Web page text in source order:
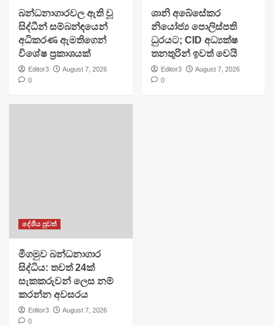
බන්ධනාගාරවල ඇති වූ
සිද්ධීන් සම්බන්ඳයෙන්
අධිකරණ ඇමතිගෙන්
විශේෂ ප්‍රකාශයක්
Editor3
August 7, 2026
0
ශානි අබේසේකර
නියෝජ්‍ය පොලිස්පති
ධුරයට; CID අධ්‍යක්ෂ
තනතුරින් ඉවත් වෙයි
Editor3
August 7, 2026
0
දේශීය පුවත්
මීගමුව බන්ධනාගාර
සිද්ධිය: තවත් 24ක්
සැකකරුවන් ලෙස නම්
කරන්න අවසරය
Editor3
August 7, 2026
0